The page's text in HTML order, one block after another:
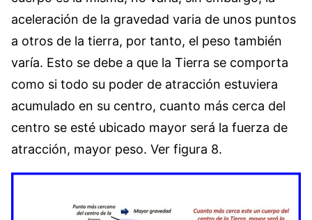
aceleración de la gravedad varia de unos puntos
a otros de la tierra, por tanto, el peso también
varía. Esto se debe a que la Tierra se comporta
como si todo su poder de atracción estuviera
acumulado en su centro, cuanto más cerca del
centro se esté ubicado mayor será la fuerza de
atracción, mayor peso. Ver figura 8.